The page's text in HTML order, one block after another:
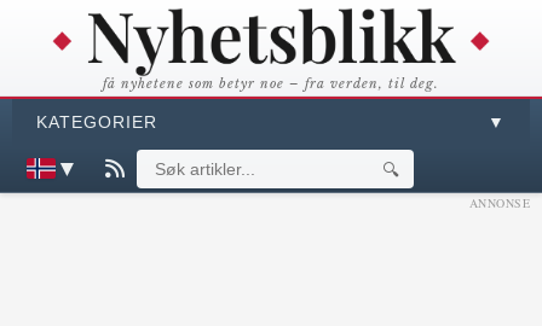
få nyhetene som betyr noe – fra verden, til deg.
KATEGORIER ▼
▼ 🔍
ANNONSE